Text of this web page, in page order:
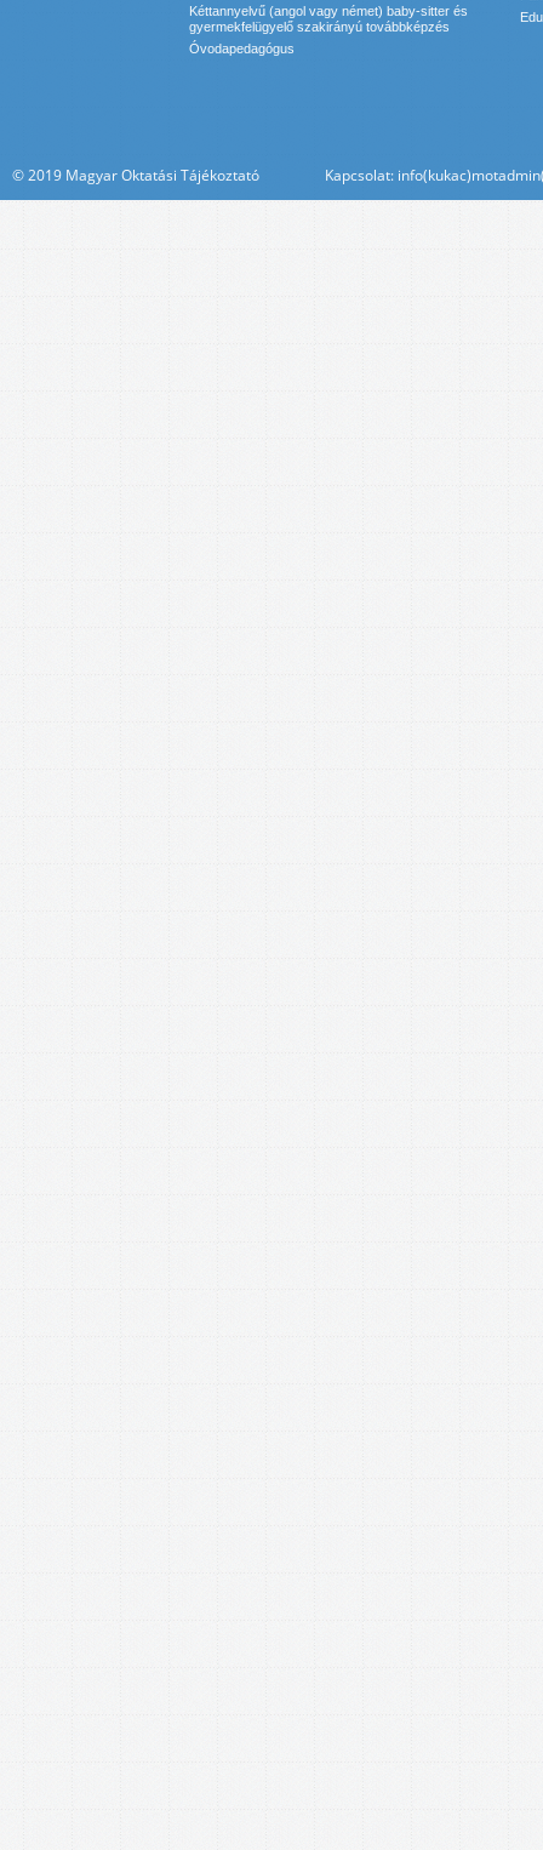
Kéttannyelvű (angol vagy német) baby-sitter és
gyermekfelügyelő szakirányú továbbképzés
Óvodapedagógus
© 2019 Magyar Oktatási Tájékoztató Kapcsolat: